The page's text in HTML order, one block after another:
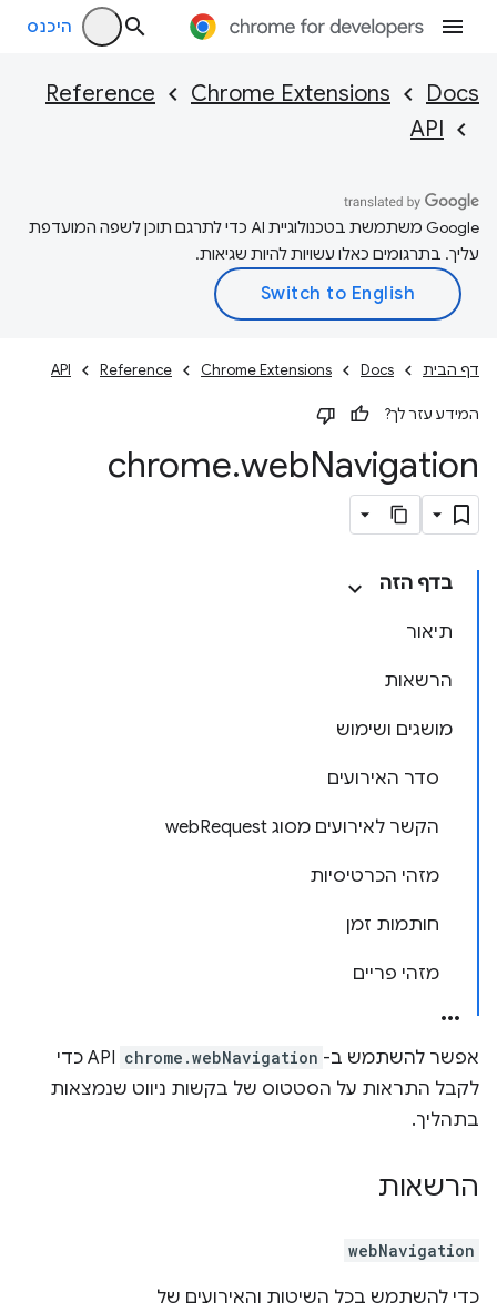
היכנס
Docs
Chrome Extensions
Reference
API
‫Google משתמשת בטכנולוגיית AI כדי לתרגם תוכן לשפה המועדפת
עליך. בתרגומים כאלו עשויות להיות שגיאות.
דף הבית Docs
Chrome Extensions
Reference
API
המידע עזר לך?
chrome.webNavigation
בדף הזה
תיאור
הרשאות
מושגים ושימוש
סדר האירועים
הקשר לאירועים מסוג webRequest
מזהי הכרטיסיות
חותמות זמן
מזהי פריים
אפשר להשתמש ב- chrome.webNavigation
API כדי
לקבל התראות על הסטטוס של בקשות ניווט שנמצאות
בתהליך.
הרשאות
webNavigation
כדי להשתמש בכל השיטות והאירועים של